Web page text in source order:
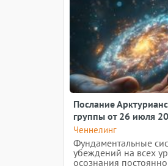
Послание
группы от 26 июля
года
Ченнелинг
Фундаментальные
убеждений на всех
осознания постоянно